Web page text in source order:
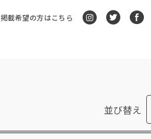
掲載希望の方はこちら
並び替え